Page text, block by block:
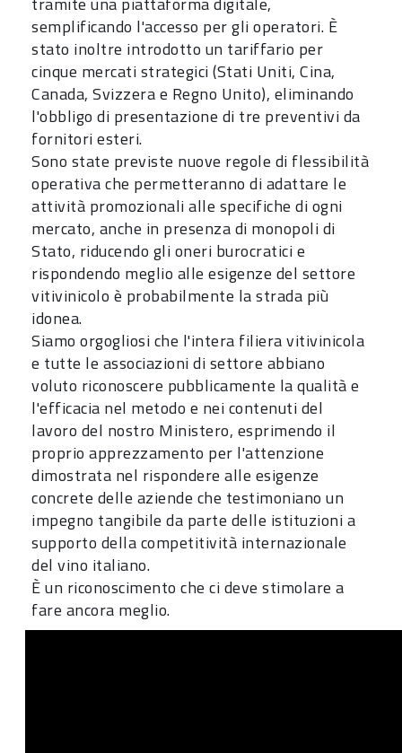
semplificando l'accesso per gli operatori. È
stato inoltre introdotto un tariffario per
cinque mercati strategici (Stati Uniti, Cina,
Canada, Svizzera e Regno Unito), eliminando
l'obbligo di presentazione di tre preventivi da
fornitori esteri.
Sono state previste nuove regole di flessibilità
operativa che permetteranno di adattare le
attività promozionali alle specifiche di ogni
mercato, anche in presenza di monopoli di
Stato, riducendo gli oneri burocratici e
rispondendo meglio alle esigenze del settore
vitivinicolo è probabilmente la strada più
idonea.
Siamo orgogliosi che l'intera filiera vitivinicola
e tutte le associazioni di settore abbiano
voluto riconoscere pubblicamente la qualità e
l'efficacia nel metodo e nei contenuti del
lavoro del nostro Ministero, esprimendo il
proprio apprezzamento per l'attenzione
dimostrata nel rispondere alle esigenze
concrete delle aziende che testimoniano un
impegno tangibile da parte delle istituzioni a
supporto della competitività internazionale
del vino italiano.
È un riconoscimento che ci deve stimolare a
fare ancora meglio.